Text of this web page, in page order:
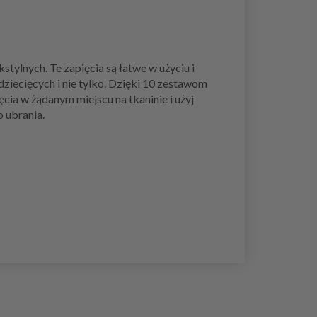
Te zapięcia są łatwe w użyciu i
i nie tylko. Dzięki 10 zestawom
w żądanym miejscu na tkaninie i użyj
ubrania.